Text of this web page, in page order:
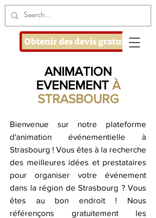
Obtenir des devis gratuits
ANIMATION
EVENEMENT À
STRASBOURG
Bienvenue sur notre plateforme
d'animation événementielle à
Strasbourg ! Vous êtes à la recherche
des meilleures idées et prestataires
pour organiser votre événement
dans la région de Strasbourg ? Vous
êtes au bon endroit ! Nous
référençons gratuitement les